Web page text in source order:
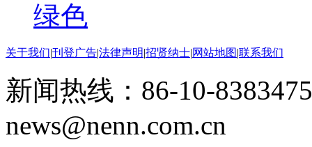
绿色
关于我们|刊登广告|法律声明|招贤纳士|网站地图|联系我们
新闻热线：86-10-
news@nenn.com.cn